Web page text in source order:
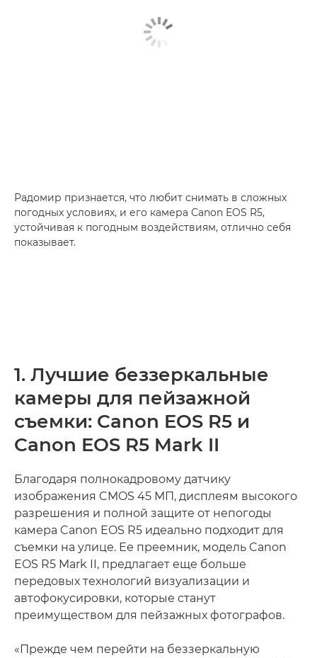
Радомир признается, что любит снимать в сложных
погодных условиях, и его камера Canon EOS R5,
устойчивая к погодным воздействиям, отлично себя
показывает.
1. Лучшие беззеркальные
камеры для пейзажной
съемки: Canon EOS R5 и
Canon EOS R5 Mark II
Благодаря полнокадровому датчику
изображения CMOS 45 МП, дисплеям высокого
разрешения и полной защите от непогоды
камера Canon EOS R5 идеально подходит для
съемки на улице. Ее преемник, модель Canon
EOS R5 Mark II, предлагает еще больше
передовых технологий визуализации и
автофокусировки, которые станут
преимуществом для пейзажных фотографов.
«Прежде чем перейти на беззеркальную